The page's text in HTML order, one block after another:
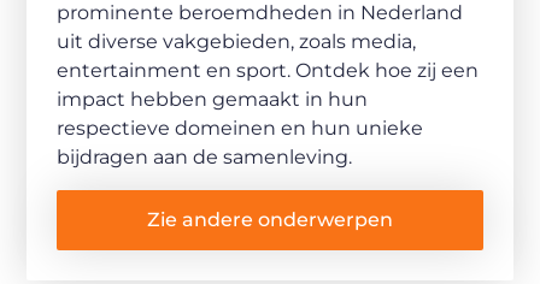
prominente beroemdheden in Nederland
uit diverse vakgebieden, zoals media,
entertainment en sport. Ontdek hoe zij een
impact hebben gemaakt in hun
respectieve domeinen en hun unieke
bijdragen aan de samenleving.
Zie andere onderwerpen